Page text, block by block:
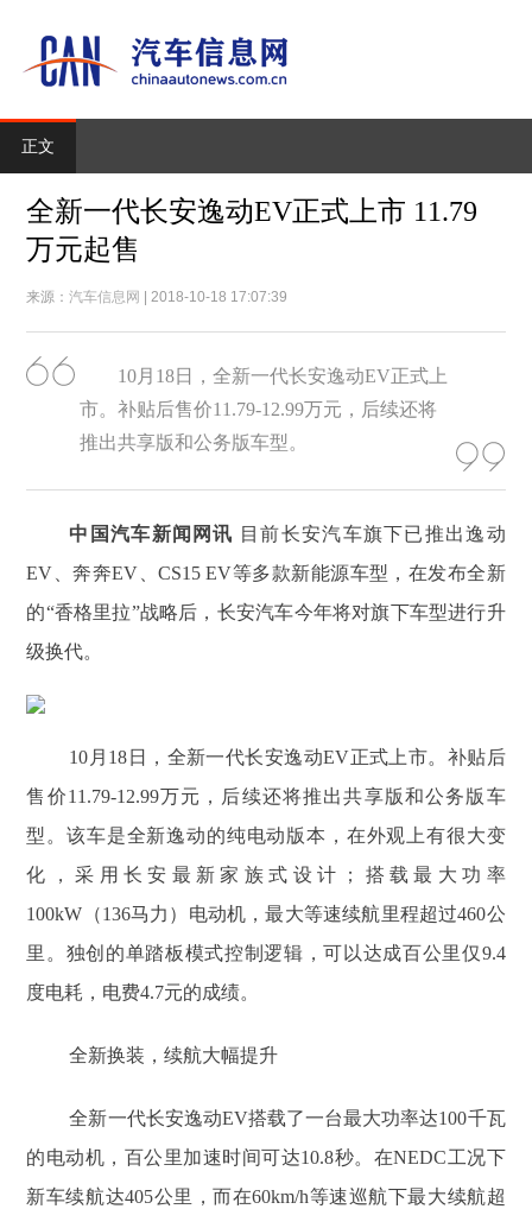
正文
全新一代长安逸动EV正式上市 11.79
万元起售
来源：汽车信息网 | 2018-10-18 17:07:39
10月18日，全新一代长安逸动EV正式上
市。补贴后售价11.79-12.99万元，后续还将
推出共享版和公务版车型。
中国汽车新闻网讯 目前长安汽车旗下已推出逸动
EV、奔奔EV、CS15 EV等多款新能源车型，在发布全新
的“香格里拉”战略后，长安汽车今年将对旗下车型进行升
级换代。
10月18日，全新一代长安逸动EV正式上市。补贴后
售价11.79-12.99万元，后续还将推出共享版和公务版车
型。该车是全新逸动的纯电动版本，在外观上有很大变
化，采用长安最新家族式设计；搭载最大功率
100kW（136马力）电动机，最大等速续航里程超过460公
里。独创的单踏板模式控制逻辑，可以达成百公里仅9.4
度电耗，电费4.7元的成绩。
全新换装，续航大幅提升
全新一代长安逸动EV搭载了一台最大功率达100千瓦
的电动机，百公里加速时间可达10.8秒。在NEDC工况下
新车续航达405公里，而在60km/h等速巡航下最大续航超